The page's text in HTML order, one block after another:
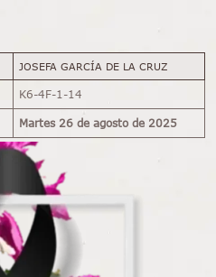
JOSEFA GARCÍA DE LA CRUZ
K6-4F-1-14
Martes 26 de agosto de 2025